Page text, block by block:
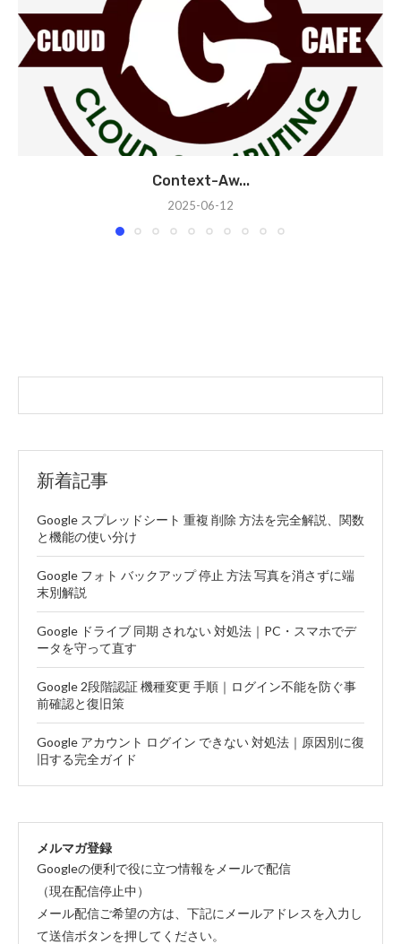
Context-Aw...
2025-06-12
新着記事
Google スプレッドシート 重複 削除 方法を完全解説、関数
と機能の使い分け
Google フォト バックアップ 停止 方法 写真を消さずに端
末別解説
Google ドライブ 同期 されない 対処法｜PC・スマホでデ
ータを守って直す
Google 2段階認証 機種変更 手順｜ログイン不能を防ぐ事
前確認と復旧策
Google アカウント ログイン できない 対処法｜原因別に復
旧する完全ガイド
メルマガ登録
Googleの便利で役に立つ情報をメールで配信
（現在配信停止中）
メール配信ご希望の方は、下記にメールアドレスを入力し
て送信ボタンを押してください。